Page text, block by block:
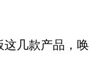
几款产品，唤